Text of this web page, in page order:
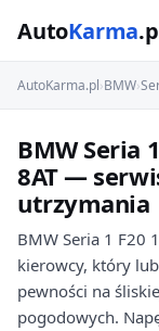
AutoKarma
AutoKarma.pl›BMW›
BMW Seria
8AT —
utrzymania
BMW Seria 1 F20
kierowcy, który
pewności na
pogodowych.